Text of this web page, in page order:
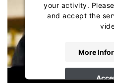
your activity.
and accept the
More